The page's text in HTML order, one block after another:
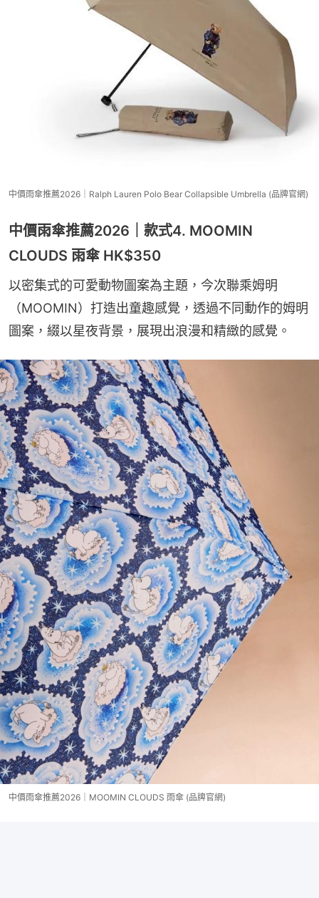
中價雨傘推薦2026｜Ralph Lauren Polo Bear Collapsible Umbrella (品牌官網)
中價雨傘推薦2026｜款式4. MOOMIN
CLOUDS 雨傘 HK$350
以密集式的可愛動物圖案為主題，今次聯乘姆明
（MOOMIN）打造出童趣感覺，透過不同動作的姆明
圖案，綴以星夜背景，展現出浪漫和精緻的感覺。
中價雨傘推薦2026｜MOOMIN CLOUDS 雨傘 (品牌官網)